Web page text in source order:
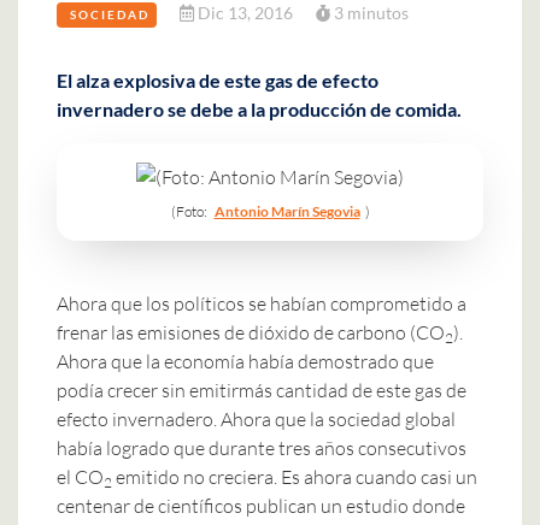
SOCIEDAD Dic 13, 2016 3 minutos
El alza explosiva de este gas de efecto
invernadero se debe a la producción de comida.
(Foto: Antonio Marín Segovia )
Ahora que los políticos se habían comprometido a
frenar las emisiones de dióxido de carbono (CO2).
Ahora que la economía había demostrado que
podía crecer sin emitirmás cantidad de este gas de
efecto invernadero. Ahora que la sociedad global
había logrado que durante tres años consecutivos
el CO2 emitido no creciera. Es ahora cuando casi un
centenar de científicos publican un estudio donde